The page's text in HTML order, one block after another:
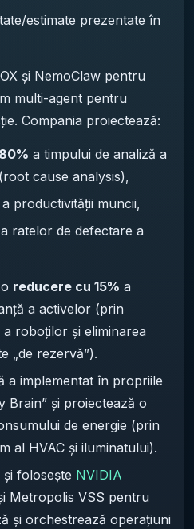
estimate prezentate în
și NemoClaw pentru
multi-agent pentru
Compania proiectează:
80% a timpului de analiză a
cause analysis),
a productivității muncii,
a ratelor de defectare a
reducere cu 15% a
a activelor (prin
roboților și eliminarea
„de rezervă”).
a implementat în propriile
Brain” și proiectează o
de energie (prin
al HVAC și iluminatului).
și folosește NVIDIA
Metropolis VSS pentru
și orchestrează operațiuni